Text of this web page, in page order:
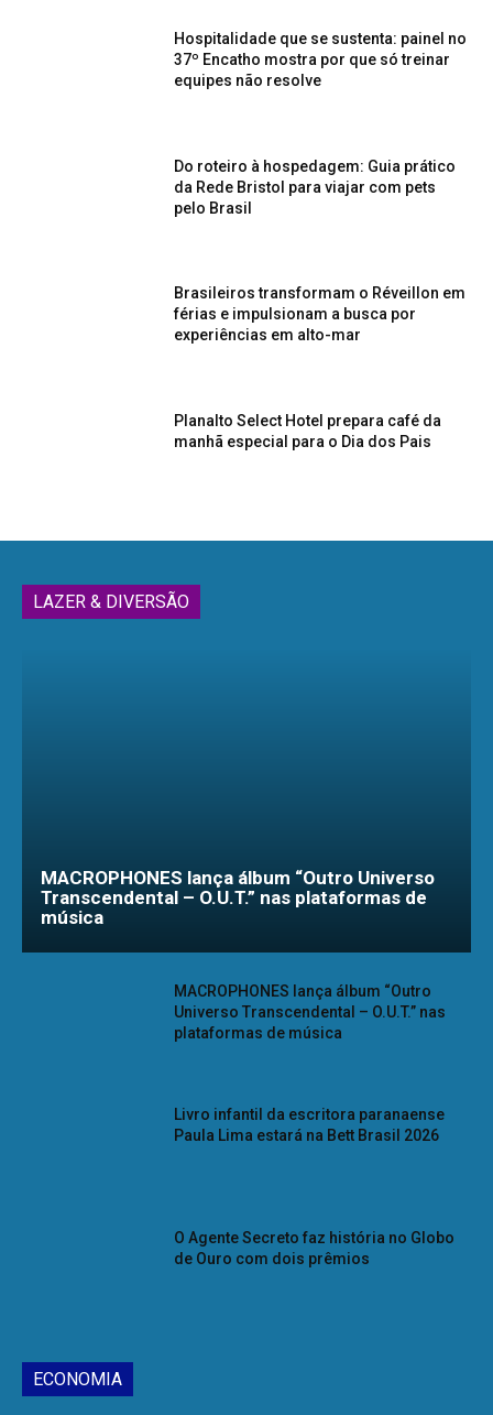
Hospitalidade que se sustenta: painel no
37º Encatho mostra por que só treinar
equipes não resolve
Do roteiro à hospedagem: Guia prático
da Rede Bristol para viajar com pets
pelo Brasil
Brasileiros transformam o Réveillon em
férias e impulsionam a busca por
experiências em alto-mar
Planalto Select Hotel prepara café da
manhã especial para o Dia dos Pais
LAZER & DIVERSÃO
MACROPHONES lança álbum “Outro Universo
Transcendental – O.U.T.” nas plataformas de
música
MACROPHONES lança álbum “Outro
Universo Transcendental – O.U.T.” nas
plataformas de música
Livro infantil da escritora paranaense
Paula Lima estará na Bett Brasil 2026
O Agente Secreto faz história no Globo
de Ouro com dois prêmios
ECONOMIA